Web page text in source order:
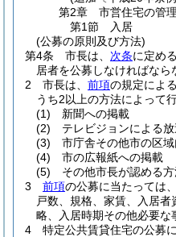
第2章
市営住宅の管理
第1節
入居
(公募の原則及び方法)
第4条
市長は、 次条に定め
居者を公募しなければなら
2
市長は、 前項の規定によ
うち2以上の方法によって
(1)
新聞への掲載
(2)
テレビジョンによる放
(3)
市庁舎その他市の区
(4)
市の広報紙への掲載
(5)
その他市長が認める
3
前項の公募に当たっては
戸数、規格、家賃、入居
略、入居時期その他必要な
4
特定公共賃貸住宅の公募